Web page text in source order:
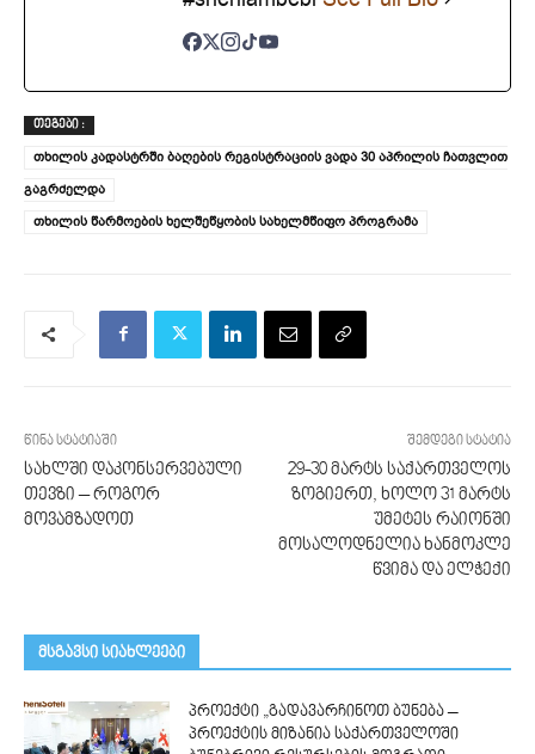
ᲗᲔᲒᲔᲑᲘ :
თხილის კადასტრში ბაღების რეგისტრაციის ვადა 30 აპრილის ჩათვლით
გაგრძელდა
თხილის წარმოების ხელშეწყობის სახელმწიფო პროგრამა
წინა სტატიაში
სახლში დაკონსერვებული
თევზი – როგორ
მოვამზადოთ
შემდეგი სტატია
29-30 მარტს საქართველოს
ზოგიერთ, ხოლო 31 მარტს
უმეტეს რაიონში
მოსალოდნელია ხანმოკლე
წვიმა და ელჭექი
მსგავსი სიახლეები
პროექტი „გადავარჩინოთ ბუნება –
პროექტის მიზანია საქართველოში